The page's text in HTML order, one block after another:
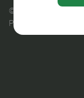
© 2026 Sankt
Produkt der